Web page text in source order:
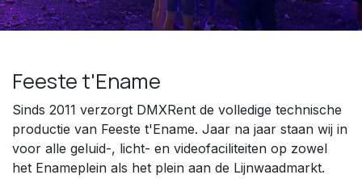
Feeste t'Ename
Sinds 2011 verzorgt DMXRent de volledige technische
productie van Feeste t'Ename. Jaar na jaar staan wij in
voor alle geluid-, licht- en videofaciliteiten op zowel
het Enameplein als het plein aan de Lijnwaadmarkt.